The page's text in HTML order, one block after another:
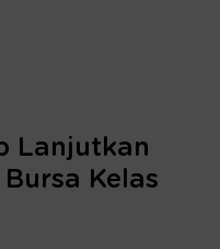
Lanjutkan
Kelas